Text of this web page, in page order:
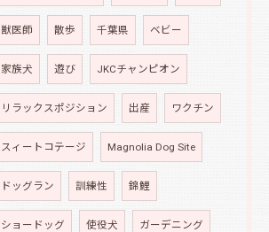
獣医師 散歩 千葉県 ベビー
家族犬 遊び JKCチャンピオン
リラックスポジション 出産 ワクチン
スィートコテージ Magnolia Dog Site
ドッグラン 訓練性 錦鯉
ショードッグ 使役犬 ガーデニング